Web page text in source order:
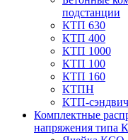
подстанции
КТП 630
КТП 400
КТП 1000
КТП 100
КТП 160
КТПН
КТП-сэндвич
Комплектные
напряжения типа